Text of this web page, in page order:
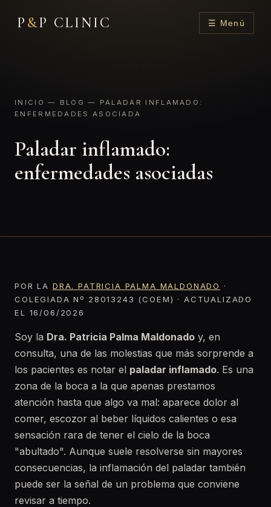
P &P CLINIC ☰ Menú
INICIO — BLOG — PALADAR INFLAMADO:
ENFERMEDADES ASOCIADA
Paladar inflamado:
enfermedades asociadas
POR LA DRA. PATRICIA PALMA MALDONADO
·
COLEGIADA Nº 28013243 (COEM) · ACTUALIZADO
EL 16/06/2026
Soy la Dra. Patricia Palma Maldonado y, en
consulta, una de las molestias que más sorprende a
los pacientes es notar el paladar inflamado. Es una
zona de la boca a la que apenas prestamos
atención hasta que algo va mal: aparece dolor al
comer, escozor al beber líquidos calientes o esa
sensación rara de tener el cielo de la boca
"abultado". Aunque suele resolverse sin mayores
consecuencias, la inflamación del paladar también
puede ser la señal de un problema que conviene
revisar a tiempo.